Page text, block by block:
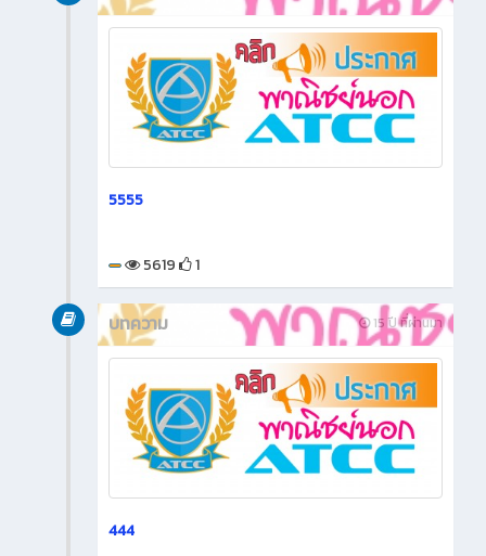
5555
5619 1
15 ปี ที่ผ่านมา
บทความ
444